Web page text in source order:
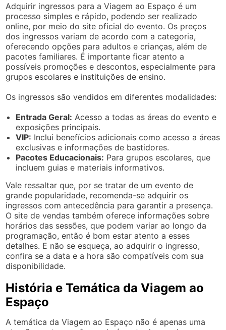
Adquirir ingressos para a Viagem ao Espaço é um
processo simples e rápido, podendo ser realizado
online, por meio do site oficial do evento. Os preços
dos ingressos variam de acordo com a categoria,
oferecendo opções para adultos e crianças, além de
pacotes familiares. É importante ficar atento a
possíveis promoções e descontos, especialmente para
grupos escolares e instituições de ensino.
Os ingressos são vendidos em diferentes modalidades:
Entrada Geral: Acesso a todas as áreas do evento e
exposições principais.
VIP: Inclui benefícios adicionais como acesso a áreas
exclusivas e informações de bastidores.
Pacotes Educacionais: Para grupos escolares, que
incluem guias e materiais informativos.
Vale ressaltar que, por se tratar de um evento de
grande popularidade, recomenda-se adquirir os
ingressos com antecedência para garantir a presença.
O site de vendas também oferece informações sobre
horários das sessões, que podem variar ao longo da
programação, então é bom estar atento a esses
detalhes. E não se esqueça, ao adquirir o ingresso,
confira se a data e a hora são compatíveis com sua
disponibilidade.
História e Temática da Viagem ao
Espaço
A temática da Viagem ao Espaço não é apenas uma